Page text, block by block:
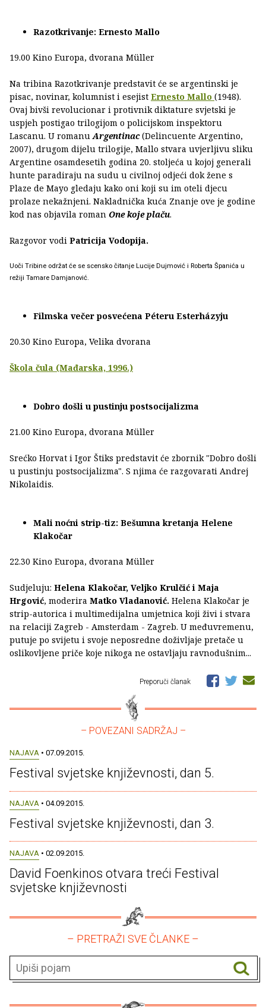
Razotkrivanje: Ernesto Mallo
19.00 Kino Europa, dvorana Müller
Na tribina Razotkrivanje predstavit će se argentinski je
pisac, novinar, kolumnist i esejist Ernesto Mallo (1948).
Ovaj bivši revolucionar i protivnik diktature svjetski je
uspjeh postigao trilogijom o policijskom inspektoru
Lascanu. U romanuArgentinac(Delincuente Argentino,
2007), drugom dijelu trilogije, Mallo stvara uvjerljivu sliku
Argentine osamdesetih godina 20. stoljeća u kojoj generali
hunte paradiraju na sudu u civilnoj odjeći dok žene s
Plaze de Mayo gledaju kako oni koji su im oteli djecu
prolaze nekažnjeni. Nakladnička kuća Znanje ove je godine
kod nas objavila roman One koje plaču.
Razgovor vodi Patricija Vodopija.
Uoči Tribine održat će se scensko čitanje Lucije Dujmović i Roberta Španića u
režiji Tamare Damjanović.
Filmska večer posvećena Péteru Esterházyju
20.30 Kino Europa, Velika dvorana
Škola čula (Mađarska, 1996.)
Dobro došli u pustinju postsocijalizma
21.00 Kino Europa, dvorana Müller
Srećko Horvat i Igor Štiks predstavit će zbornik "Dobro došli
u pustinju postsocijalizma". S njima će razgovarati Andrej
Nikolaidis.
Mali noćni strip-tiz: Bešumna kretanja Helene
Klakočar
22.30 Kino Europa, dvorana Müller
Sudjeluju: Helena Klakočar, Veljko Krulčić i Maja
Hrgović, moderira Matko Vladanović. Helena Klakočar je
strip-autorica i multimedijalna umjetnica koji živi i stvara
na relaciji Zagreb - Amsterdam - Zagreb. U međuvremenu,
putuje po svijetu i svoje neposredne doživljaje pretače u
oslikovljene priče koje nikoga ne ostavljaju ravnodušnim...
Preporuči članak
– POVEZANI SADRŽAJ –
NAJAVA • 07.09.2015.
Festival svjetske književnosti, dan 5.
NAJAVA • 04.09.2015.
Festival svjetske književnosti, dan 3.
NAJAVA • 02.09.2015.
David Foenkinos otvara treći Festival
svjetske književnosti
– PRETRAŽI SVE ČLANKE –